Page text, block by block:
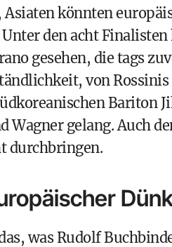
könnten
den acht
gesehen, die tags
von
Bariton
Wagner gelang. Auch
durchbringen.
was Rudolf